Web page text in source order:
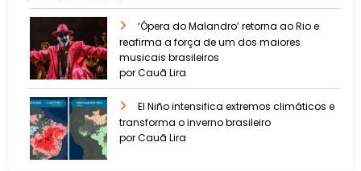
‘Ópera do Malandro’ retorna ao Rio e
reafirma a força de um dos maiores
musicais brasileiros
por Cauã Lira
El Niño intensifica extremos climáticos e
transforma o inverno brasileiro
por Cauã Lira